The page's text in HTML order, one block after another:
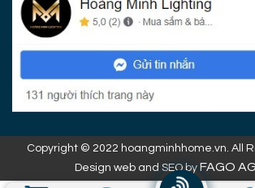
Copyright © 2022 hoangminhhome.vn. All
Design web and SEO by FAGO